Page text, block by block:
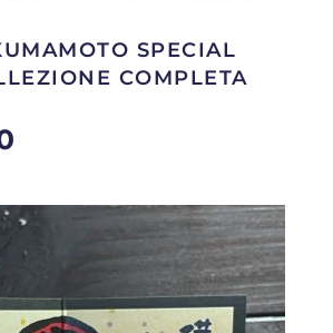
SPECIAL
COMPLETA
attuale
è:
€290.